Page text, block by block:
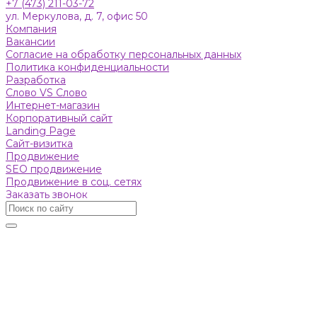
+7 (473) 211-03-72
ул. Меркулова, д. 7, офис 50
Компания
Вакансии
Согласие на обработку персональных данных
Политика конфиденциальности
Разработка
Слово VS Слово
Интернет-магазин
Корпоративный сайт
Landing Page
Сайт-визитка
Продвижение
SEO продвижение
Продвижение в соц. сетях
Заказать звонок